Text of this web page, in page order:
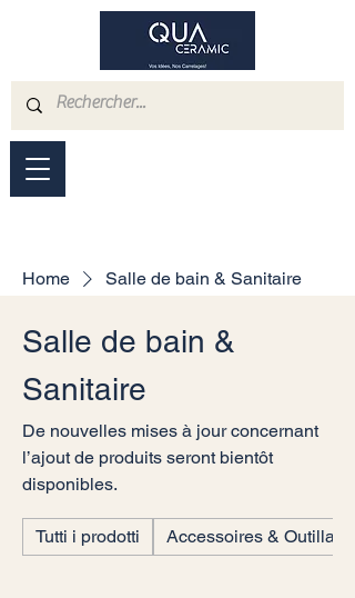
Home Salle de bain & Sanitaire
Salle de bain &
Sanitaire
De nouvelles mises à jour concernant
l’ajout de produits seront bientôt
disponibles.
Tutti i prodotti Accessoires & Outillages